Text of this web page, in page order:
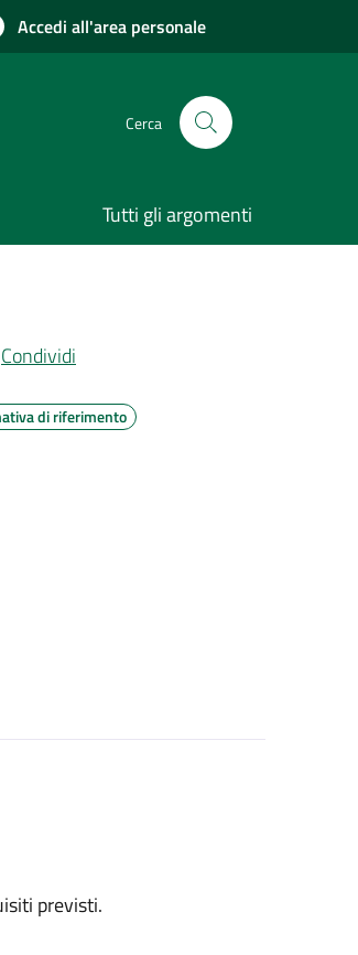
Accedi all'area personale
Cerca
Tutti gli argomenti
Condividi
di riferimento
previsti.